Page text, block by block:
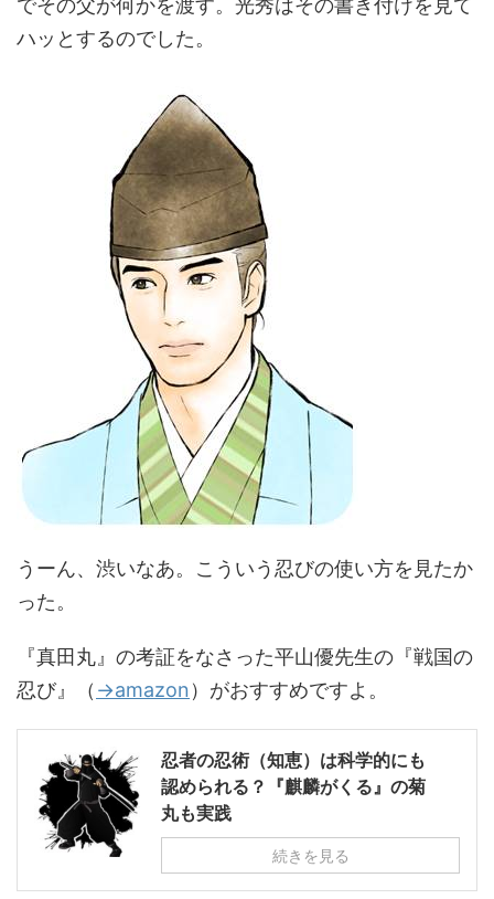
でその父が何かを渡す。光秀はその書き付けを見て
ハッとするのでした。
うーん、渋いなあ。こういう忍びの使い方を見たか
った。
『真田丸』の考証をなさった平山優先生の『戦国の
忍び』（ →amazon）がおすすめですよ。
忍者の忍術（知恵）は科学的にも
認められる？『麒麟がくる』の菊
丸も実践
続きを見る